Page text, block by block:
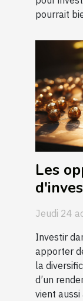
pourrait
Les
à
Jeudi 24
Investir
apporter
la
d’un
vient aussi